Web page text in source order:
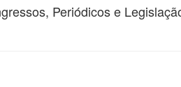
Periódicos e